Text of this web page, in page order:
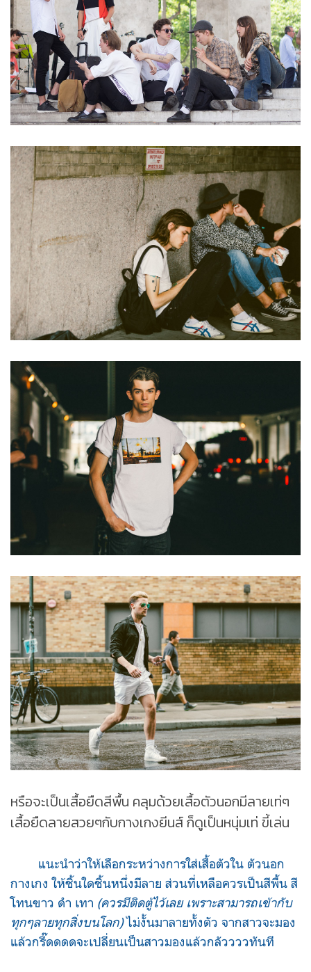
หรือจะเป็นเสื้อยืดสีพื้น คลุมด้วยเสื้อตัวนอกมีลายเท่ๆ
เสื้อยืดลายสวยๆกับกางเกงยีนส์ ก็ดูเป็นหนุ่มเท่ ขี้เล่น
แนะนำว่าให้เลือกระหว่างการใส่เสื้อตัวใน ตัวนอก
กางเกง ให้ชิ้นใดชิ้นหนึ่งมีลาย ส่วนที่เหลือควรเป็นสีพื้น สี
โทนขาว ดำ เทา (ควรมีติดตู้ไว้เลย เพราะสามารถเข้ากับ
ทุกๆลายทุกสิ่งบนโลก)ไม่งั้นมาลายทั้งตัว จากสาวจะมอง
แล้วกรี๊ดดดดจะเปลี่ยนเป็นสาวมองแล้วกลัววววทันที